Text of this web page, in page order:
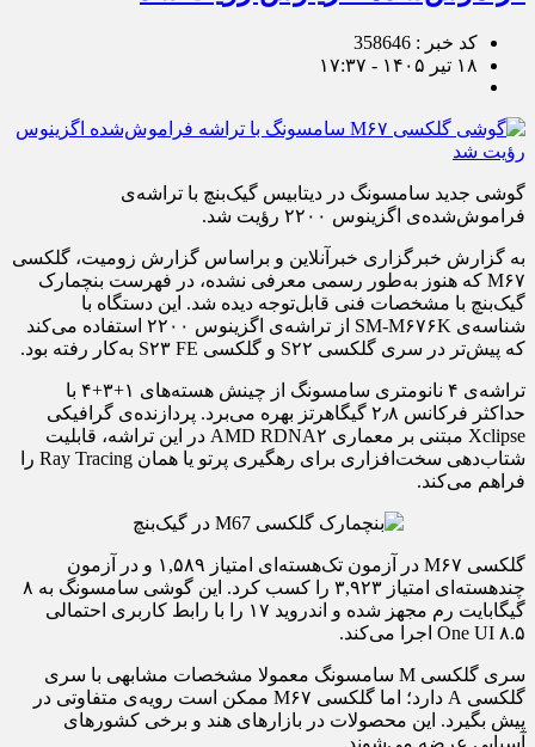
کد خبر : 358646
۱۸ تیر ۱۴۰۵ - ۱۷:۳۷
گوشی جدید سامسونگ در دیتابیس گیک‌بنچ با تراشه‌ی
فراموش‌شده‌ی اگزینوس ۲۲۰۰ رؤیت شد.
به گزارش خبرگزاری خبرآنلاین و براساس گزارش زومیت، گلکسی
M۶۷ که هنوز به‌طور رسمی معرفی نشده، در فهرست بنچمارک
گیک‌بنچ با مشخصات فنی قابل‌توجه دیده شد. این دستگاه با
شناسه‌ی SM-M۶۷۶K از تراشه‌ی اگزینوس ۲۲۰۰ استفاده می‌کند
که پیش‌تر در سری گلکسی S۲۲ و گلکسی S۲۳ FE به‌کار رفته بود.
تراشه‌ی ۴ نانومتری سامسونگ از چینش هسته‌های ۱+۳+۴ با
حداکثر فرکانس ۲٫۸ گیگاهرتز بهره می‌برد. پردازنده‌ی گرافیکی
Xclipse مبتنی بر معماری AMD RDNA۲ در این تراشه، قابلیت
شتاب‌دهی سخت‌افزاری برای رهگیری پرتو یا همان Ray Tracing را
فراهم می‌کند.
گلکسی M۶۷ در آزمون تک‌هسته‌ای امتیاز ۱,۵۸۹ و در آزمون
چندهسته‌ای امتیاز ۳,۹۲۳ را کسب کرد. این گوشی سامسونگ به ۸
گیگابایت رم مجهز شده و اندروید ۱۷ را با رابط کاربری احتمالی
One UI ۸.۵ اجرا می‌کند.
سری گلکسی M سامسونگ معمولا مشخصات مشابهی با سری
گلکسی A دارد؛ اما گلکسی M۶۷ ممکن است رویه‌ی متفاوتی در
پیش بگیرد. این محصولات در بازارهای هند و برخی کشورهای